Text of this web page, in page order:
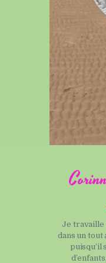
Je travaille
dans un tout
puisqu’il